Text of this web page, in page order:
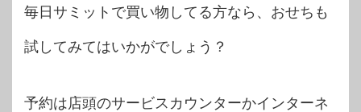
毎日サミットで買い物してる方なら、おせちも
試してみてはいかがでしょう？
予約は店頭のサービスカウンターかインターネ